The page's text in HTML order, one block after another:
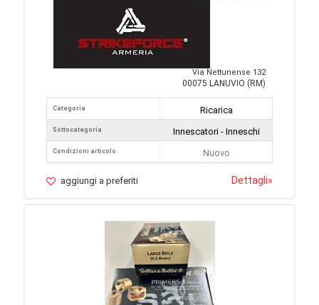
Via Nettunense 132
00075 LANUVIO (RM)
Categoria
Sottocategoria
Condizioni articolo
Ricarica
Innescatori - Inneschi
Nuovo
aggiungi a preferiti Dettagli»